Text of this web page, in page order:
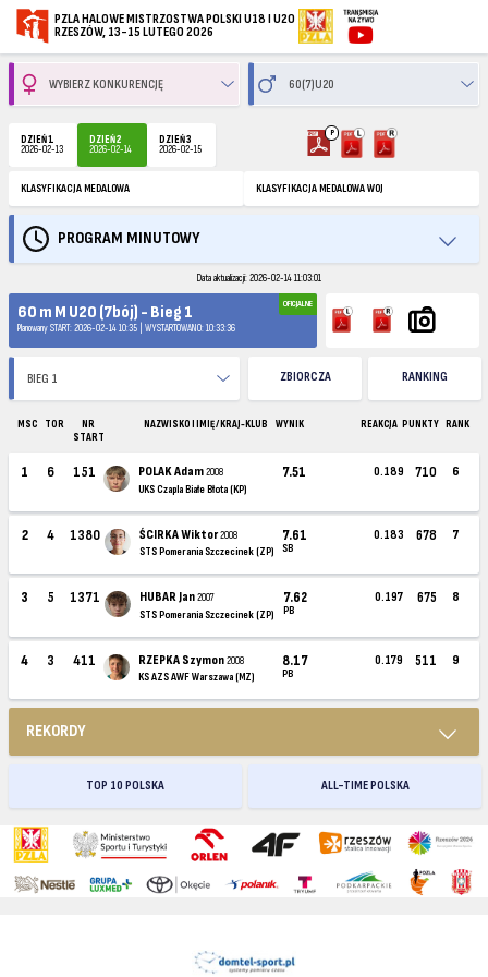
PZLA HALOWE MISTRZOSTWA POLSKI U18 I U20
RZESZÓW, 13-15 LUTEGO 2026
DZIEŃ 1
2026-02-13
DZIEŃ 2
2026-02-14
DZIEŃ 3
2026-02-15
P
KLASYFIKACJA MEDALOWA KLASYFIKACJA MEDALOWA WOJ
PROGRAM MINUTOWY
Data aktualizacji: 2026-02-14 11:03:01
60 m M U20 (7bój) - Bieg 1
Planowany START: 2026-02-14 10:35 | WYSTARTOWANO: 10:33:36
OFICJALNE
ZBIORCZA RANKING
MSC TOR
NR
START
NAZWISKO I IMIĘ / KRAJ-KLUB WYNIK REAKCJA PUNKTY RANK
1 6 151 POLAK Adam2008
UKS Czapla Białe Błota (KP)
7.51 0.189 710 6
2 4 1380 ŚCIRKA Wiktor2008
STS Pomerania Szczecinek (ZP)
7.61
SB
0.183 678 7
3 5 1371 HUBAR Jan2007
STS Pomerania Szczecinek (ZP)
7.62
PB
0.197 675 8
4 3 411 RZEPKA Szymon2008
KS AZS AWF Warszawa (MZ)
8.17
PB
0.179 511 9
REKORDY
TOP 10 POLSKA ALL-TIME POLSKA